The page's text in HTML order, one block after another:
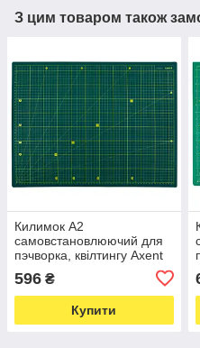
З цим товаром також
Килимок А2
самовстановлюючий для
пэчворка, квілтингу Axent
7901-A тришаровий 42 х
60 см (5899)
596 ₴
Купити